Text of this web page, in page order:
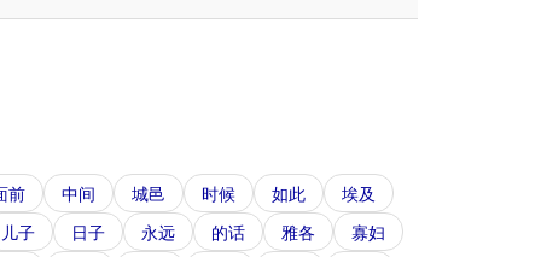
前 中间 城邑 时候 如此
埃及
儿子
日子 永远 的话 雅各
寡妇